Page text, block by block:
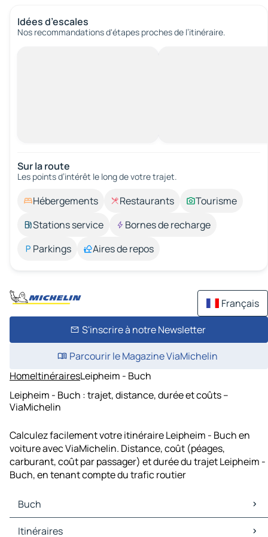
Idées d’escales
Nos recommandations d'étapes proches de l’itinéraire.
Sur la route
Les points d’intérêt le long de votre trajet.
Hébergements Restaurants
Tourisme
Stations service
Bornes de recharge
Parkings
Aires de repos
Français
S'inscrire à notre Newsletter
Parcourir le Magazine ViaMichelin
HomeItinérairesLeipheim - Buch
Leipheim - Buch : trajet, distance, durée et coûts –
ViaMichelin
Calculez facilement votre itinéraire Leipheim - Buch en
voiture avec ViaMichelin. Distance, coût (péages,
carburant, coût par passager) et durée du trajet Leipheim -
Buch, en tenant compte du trafic routier
Buch
Buch Cartes et plans
Itinéraires